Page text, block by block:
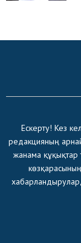
Ескерту! Кез
редакцияның
жанама құқықтар